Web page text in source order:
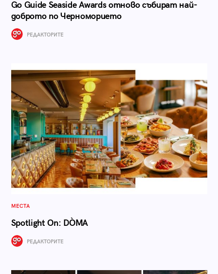
Go Guide Seaside Awards отново събират най-
доброто по Черноморието
РЕДАКТОРИТЕ
МЕСТА
Spotlight On: DÒMA
РЕДАКТОРИТЕ